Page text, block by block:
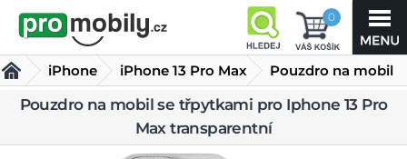
0
iPhone
iPhone 13 Pro Max
Kryty iPhone 13 Pro Max
Pouzdro na mobil
se třpytkami pro
Iphone 13 Pro Max
Pouzdro na mobil se třpytkami pro Iphone 13 Pro
Max transparentní